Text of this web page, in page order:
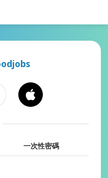
一次性密碼